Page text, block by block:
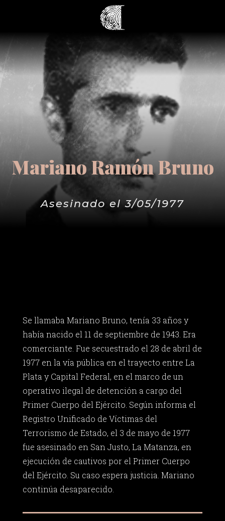
Mariano Ramón Bruno
Asesinado el 3/05/1977
Se llamaba Mariano Bruno, tenía 33 años y
había nacido el 11 de septiembre de 1943. Era
comerciante. Fue secuestrado el 28 de abril de
1977 en la vía pública en el trayecto entre La
Plata y Capital Federal, en el marco de un
operativo ilegal de detención a cargo del
Primer Cuerpo del Ejército. Según informa el
Registro Unificado de Víctimas del
Terrorismo de Estado, el 3 de mayo de 1977
fue asesinado en San Justo, La Matanza, en
ejecución de cautivos por el Primer Cuerpo
del Ejército. Su caso espera justicia. Mariano
continúa desaparecido.